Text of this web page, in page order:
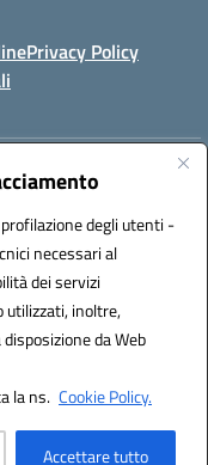
degli utenti -
necessari al
dei servizi
utilizzati, inoltre,
da Web
la ns. Cookie Policy.
Accettare tutto
Privacy Policy
(VV)
istsc_vvic82200d
S.r.l.